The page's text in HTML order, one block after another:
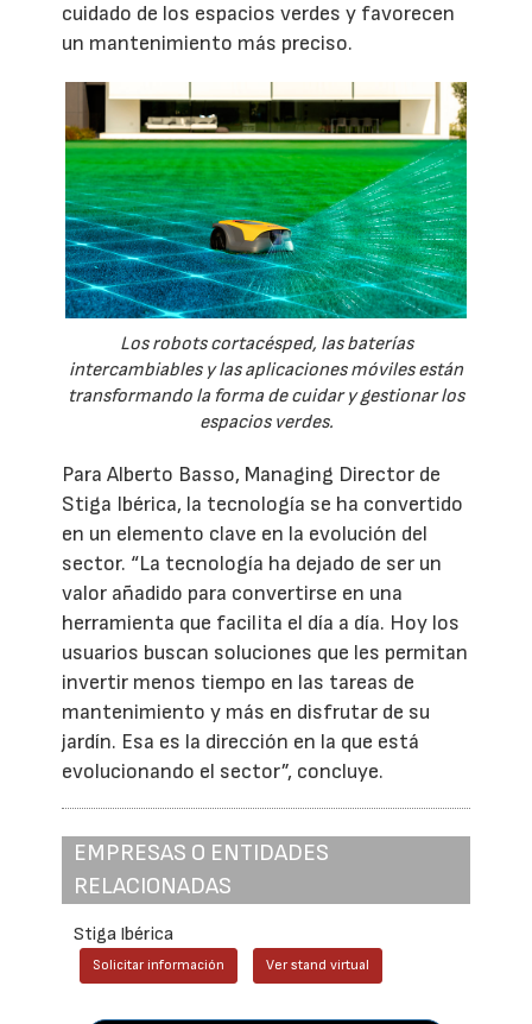
cuidado de los espacios verdes y favorecen
un mantenimiento más preciso.
Los robots cortacésped, las baterías
intercambiables y las aplicaciones móviles están
transformando la forma de cuidar y gestionar los
espacios verdes.
Para Alberto Basso, Managing Director de
Stiga Ibérica, la tecnología se ha convertido
en un elemento clave en la evolución del
sector. “La tecnología ha dejado de ser un
valor añadido para convertirse en una
herramienta que facilita el día a día. Hoy los
usuarios buscan soluciones que les permitan
invertir menos tiempo en las tareas de
mantenimiento y más en disfrutar de su
jardín. Esa es la dirección en la que está
evolucionando el sector”, concluye.
EMPRESAS O ENTIDADES
RELACIONADAS
Stiga Ibérica
Solicitar información Ver stand virtual